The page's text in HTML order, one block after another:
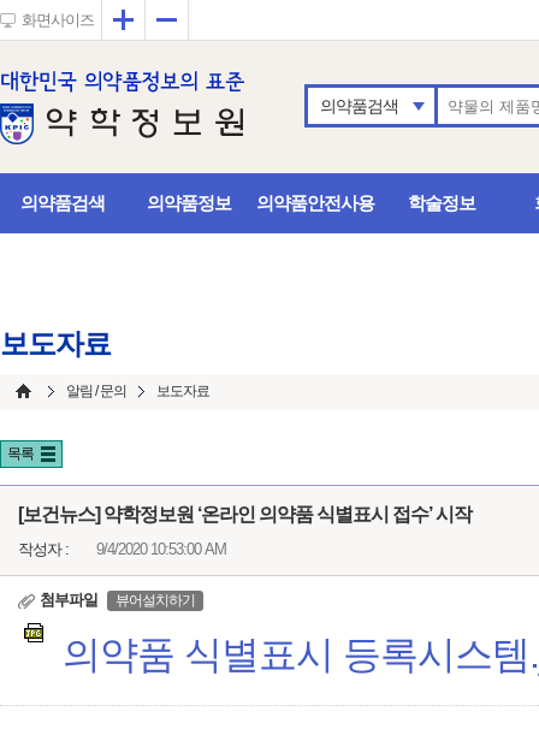
화면사이즈 확대
의약품검색
의약품검색 의약품정보 의약품안전사용 학술정보
보도자료
알림 / 문의 보도자료
목록
[보건뉴스] 약학정보원 ‘온라인 의약품 식별표시 접수’ 시작
작성자 : 9/4/2020 10:53:00 AM
첨부파일 뷰어설치하기
의약품 식별표시 등록시스템